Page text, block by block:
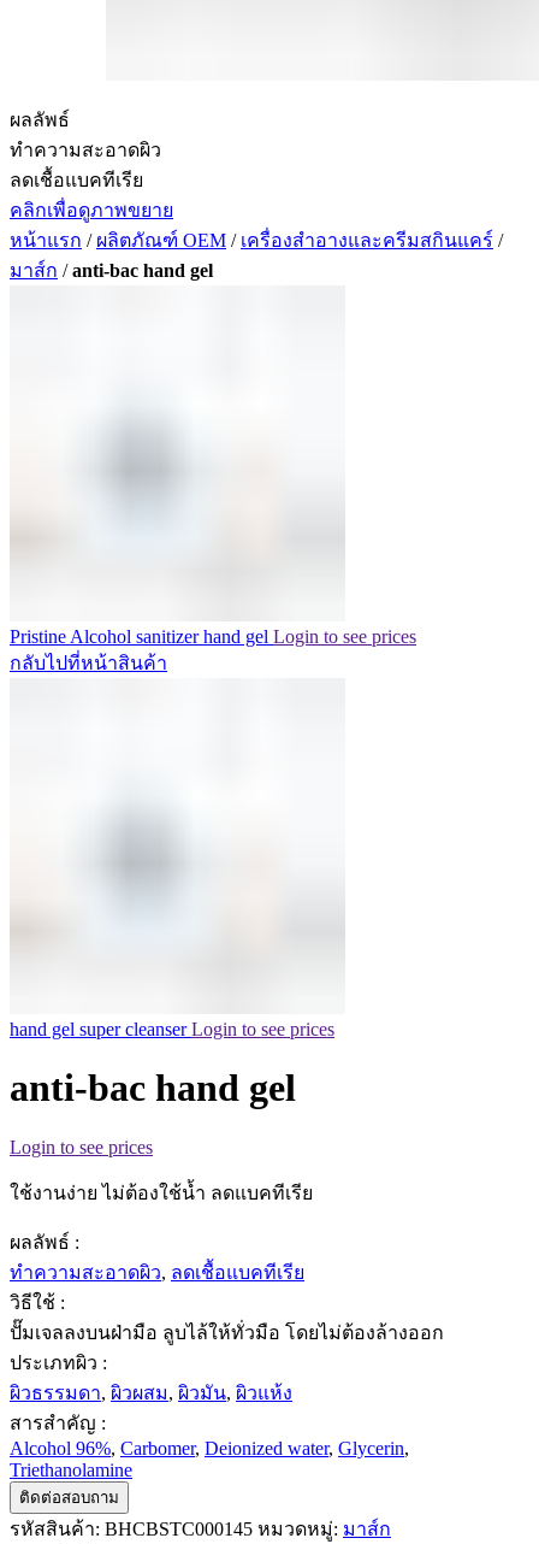
ผลลัพธ์
ทำความสะอาดผิว
ลดเชื้อแบคทีเรีย
คลิกเพื่อดูภาพขยาย
หน้าแรก / ผลิตภัณฑ์ OEM / เครื่องสำอางและครีมสกินแคร์ /
มาส์ก /anti-bac hand gel
Pristine Alcohol sanitizer hand gel Login to see prices
กลับไปที่หน้าสินค้า
hand gel super cleanserLogin to see prices
anti-bac hand gel
Login to see prices
ใช้งานง่าย ไม่ต้องใช้น้ำ ลดแบคทีเรีย
ผลลัพธ์ :
ทำความสะอาดผิว, ลดเชื้อแบคทีเรีย
วิธีใช้ :
ปั๊มเจลลงบนฝ่ามือ ลูบไล้ให้ทั่วมือ โดยไม่ต้องล้างออก
ประเภทผิว :
ผิวธรรมดา, ผิวผสม, ผิวมัน, ผิวแห้ง
สารสำคัญ :
Alcohol 96%, Carbomer, Deionized water, Glycerin,
Triethanolamine
ติดต่อสอบถาม
รหัสสินค้า: BHCBSTC000145 หมวดหมู่: มาส์ก